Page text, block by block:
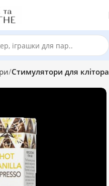
Стимулятори для клітора